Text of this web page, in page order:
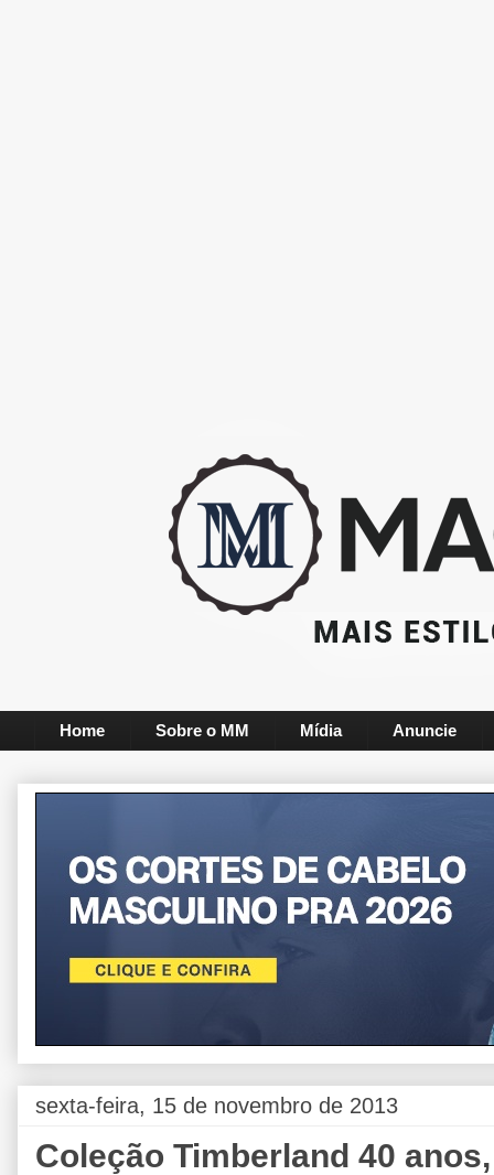
Home Sobre o MM Mídia Anuncie
sexta-feira, 15 de novembro de 2013
Coleção Timberland 40